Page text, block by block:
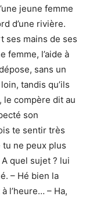
jeune femme
d’une rivière.
ses mains de ses
femme, l’aide à
sans un
tandis qu’ils
le compère dit au
son
te sentir très
ne peux plus
quel sujet ? lui
– Hé bien la
l’heure… – Ha,